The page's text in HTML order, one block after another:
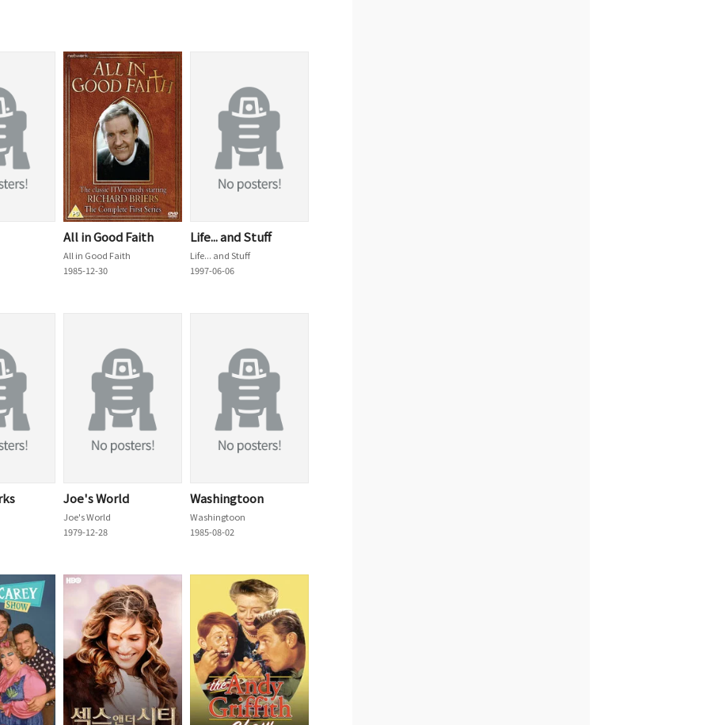
All in Good Faith
All in Good Faith
1985-12-30
Life... and Stuff
Life... and Stuff
1997-06-06
Joe's World
Joe's World
1979-12-28
Washingtoon
Washingtoon
1985-08-02